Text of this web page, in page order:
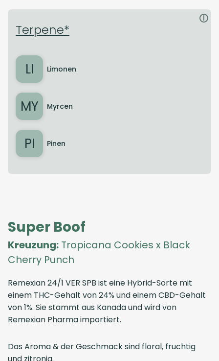
Terpene*
i
LI Limonen
MY Myrcen
PI Pinen
Super Boof
Kreuzung: Tropicana Cookies x Black
Cherry Punch
Remexian 24/1 VER SPB ist eine Hybrid-Sorte mit
einem THC-Gehalt von 24% und einem CBD-Gehalt
von 1%. Sie stammt aus Kanada und wird von
Remexian Pharma importiert.
Das Aroma & der Geschmack sind floral, fruchtig